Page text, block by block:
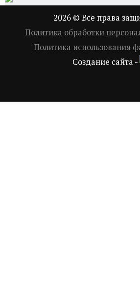
2026 © Все права
Политика обработки
Политика использования
Создание сайта -